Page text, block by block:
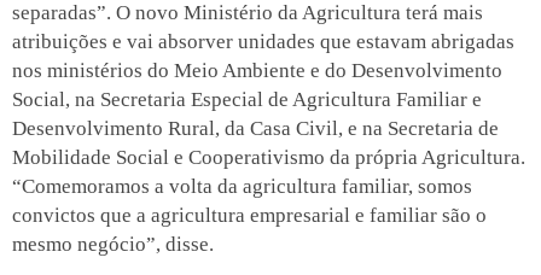
separadas”. O novo Ministério da Agricultura terá mais
atribuições e vai absorver unidades que estavam abrigadas
nos ministérios do Meio Ambiente e do Desenvolvimento
Social, na Secretaria Especial de Agricultura Familiar e
Desenvolvimento Rural, da Casa Civil, e na Secretaria de
Mobilidade Social e Cooperativismo da própria Agricultura.
“Comemoramos a volta da agricultura familiar, somos
convictos que a agricultura empresarial e familiar são o
mesmo negócio”, disse.